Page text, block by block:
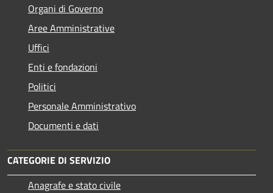
Organi di Governo
Aree Amministrative
Uffici
Enti e fondazioni
Politici
Personale Amministrativo
Documenti e dati
CATEGORIE DI SERVIZIO
Anagrafe e stato civile